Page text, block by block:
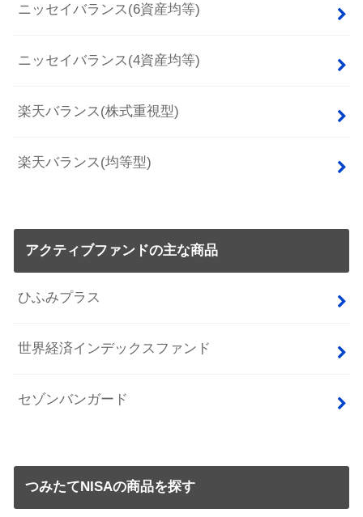
ニッセイバランス(6資産均等)
ニッセイバランス(4資産均等)
楽天バランス(株式重視型)
楽天バランス(均等型)
アクティブファンドの主な商品
ひふみプラス
世界経済インデックスファンド
セゾンバンガード
つみたてNISAの商品を探す